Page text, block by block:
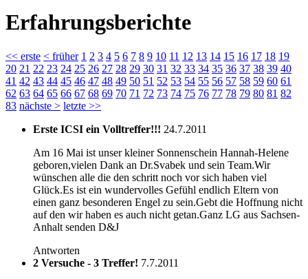
Erfahrungsberichte
<< erste < früher 1 2 3 4 5 6 7 8 9 10 11 12 13 14 15 16 17 18 19
20 21 22 23 24 25 26 27 28 29 30 31 32 33 34 35 36 37 38 39 40
41 42 43 44 45 46 47 48 49 50 51 52 53 54 55 56 57 58 59 60 61
62 63 64 65 66 67 68 69 70 71 72 73 74 75 76 77 78 79 80 81 82
83 nächste > letzte >>
Erste ICSI ein Volltreffer!!! 24.7.2011
Am 16 Mai ist unser kleiner Sonnenschein Hannah-Helene
geboren,vielen Dank an Dr.Svabek und sein Team.Wir
wünschen alle die den schritt noch vor sich haben viel
Glück.Es ist ein wundervolles Gefühl endlich Eltern von
einen ganz besonderen Engel zu sein.Gebt die Hoffnung nicht
auf den wir haben es auch nicht getan.Ganz LG aus Sachsen-
Anhalt senden D&J
Antworten
2 Versuche - 3 Treffer! 7.7.2011